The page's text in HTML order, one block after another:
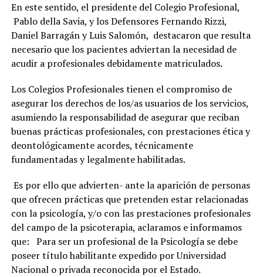
En este sentido, el presidente del Colegio Profesional,
Pablo della Savia, y los Defensores Fernando Rizzi,
Daniel Barragán y Luis Salomón, destacaron que resulta
necesario que los pacientes adviertan la necesidad de
acudir a profesionales debidamente matriculados.
Los Colegios Profesionales tienen el compromiso de
asegurar los derechos de los/as usuarios de los servicios,
asumiendo la responsabilidad de asegurar que reciban
buenas prácticas profesionales, con prestaciones ética y
deontológicamente acordes, técnicamente
fundamentadas y legalmente habilitadas.
Es por ello que advierten- ante la aparición de personas
que ofrecen prácticas que pretenden estar relacionadas
con la psicología, y/o con las prestaciones profesionales
del campo de la psicoterapia, aclaramos e informamos
que: Para ser un profesional de la Psicología se debe
poseer título habilitante expedido por Universidad
Nacional o privada reconocida por el Estado.